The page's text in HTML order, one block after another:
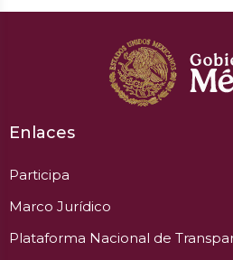
Enlaces
Participa
Marco Jurídico
Plataforma Nacional de